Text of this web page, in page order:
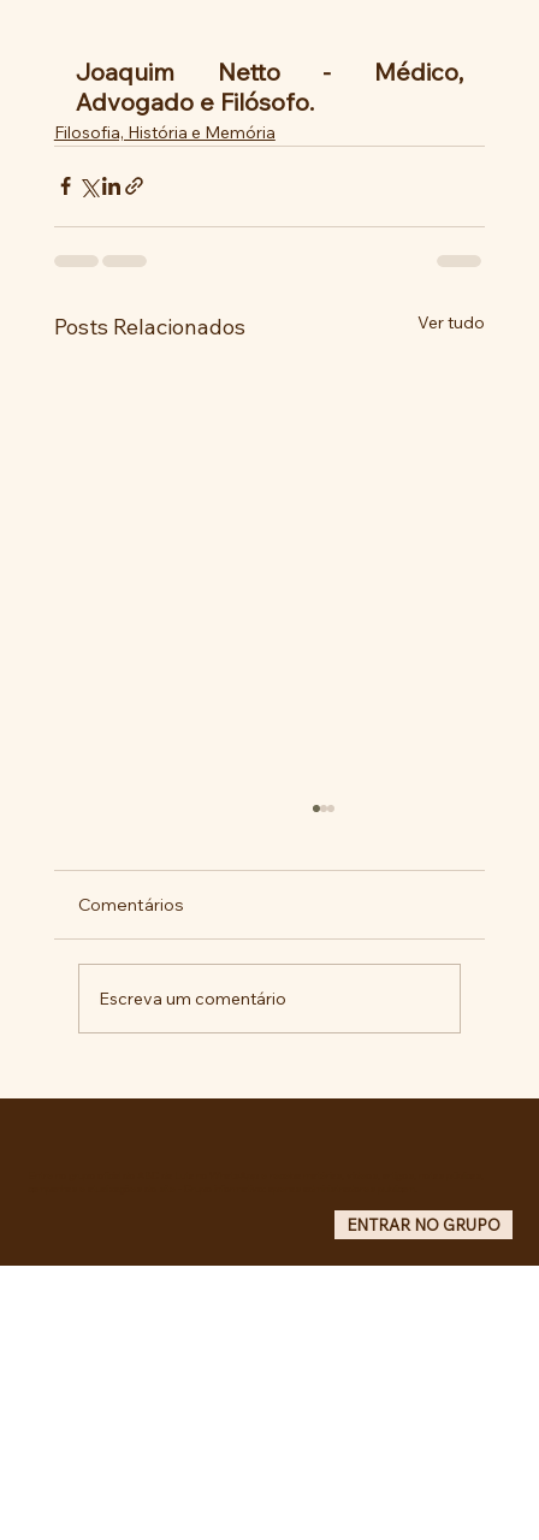
Joaquim Netto - Médico,
Advogado e Filósofo.
Filosofia, História e Memória
Posts Relacionados Ver tudo
Comentários
Escreva um comentário
ENTRAR NO GRUPO